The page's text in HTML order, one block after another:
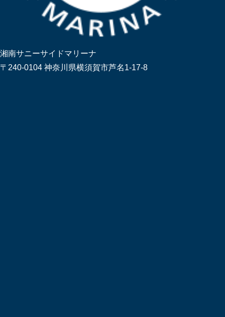
湘南サニーサイドマリーナ
〒240-0104 神奈川県横須賀市芦名1-17-8